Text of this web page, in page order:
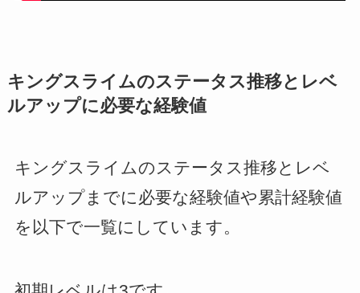
キングスライムのステータス推移とレベ
ルアップに必要な経験値
キングスライムのステータス推移とレベ
ルアップまでに必要な経験値や累計経験値
を以下で一覧にしています。